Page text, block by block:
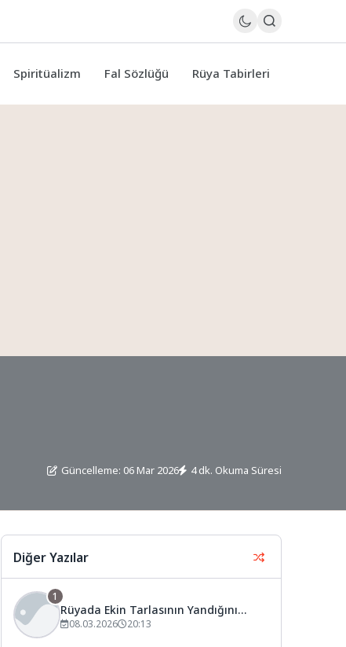
Spiritüalizm Fal Sözlüğü Rüya Tabirleri
Güncelleme: 06 Mar 2026 4 dk. Okuma Süresi
Diğer Yazılar
1
Rüyada Ekin Tarlasının Yandığını
Görmek Ne Anlama Gelir?
08.03.2026 20:13